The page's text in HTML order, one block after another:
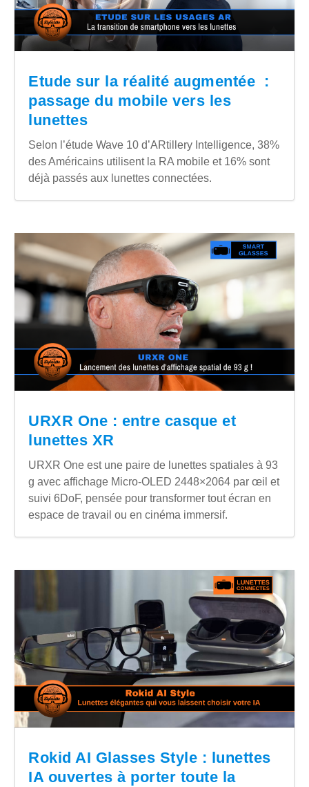
Etude sur la réalité augmentée :
passage du mobile vers les
lunettes
Selon l’étude Wave 10 d’ARtillery Intelligence, 38%
des Américains utilisent la RA mobile et 16% sont
déjà passés aux lunettes connectées.
URXR One : entre casque et
lunettes XR
URXR One est une paire de lunettes spatiales à 93
g avec affichage Micro-OLED 2448×2064 par œil et
suivi 6DoF, pensée pour transformer tout écran en
espace de travail ou en cinéma immersif.
Rokid AI Glasses Style : lunettes
IA ouvertes à porter toute la